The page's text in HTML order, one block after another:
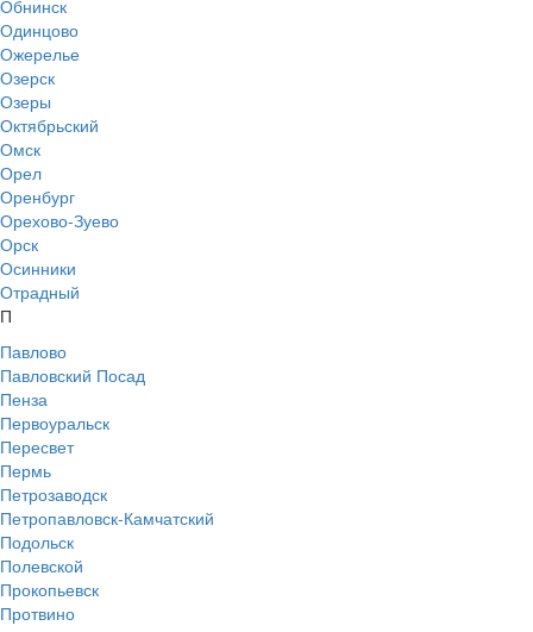
Обнинск
Одинцово
Ожерелье
Озерск
Озеры
Октябрьский
Омск
Орел
Оренбург
Орехово-Зуево
Орск
Осинники
Отрадный
П
Павлово
Павловский Посад
Пенза
Первоуральск
Пересвет
Пермь
Петрозаводск
Петропавловск-Камчатский
Подольск
Полевской
Прокопьевск
Протвино